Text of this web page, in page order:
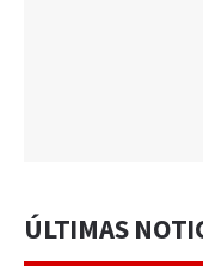
ÚLTIMAS